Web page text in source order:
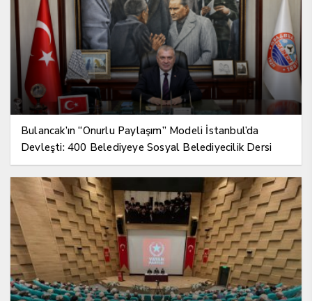
Bulancak’ın “Onurlu Paylaşım” Modeli İstanbul’da
Devleşti: 400 Belediyeye Sosyal Belediyecilik Dersi